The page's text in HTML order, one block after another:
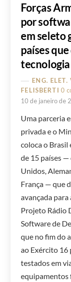
Forças
por
em seleto
países
tecnologia
ENG. ELET.
FELISBERTI 0
10 de janeiro de
Uma parceria
privada e o
coloca o
de 15 países
Unidos,
França — que
avançada para
Projeto Rádio
Software de
que no fim do
ao Exército
testados em
equipamentos